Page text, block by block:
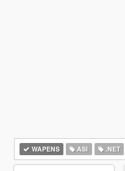
WAPENS ASI .NET